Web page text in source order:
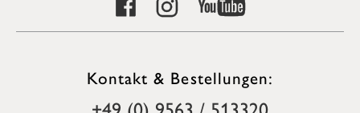
Kontakt & Bestellungen: